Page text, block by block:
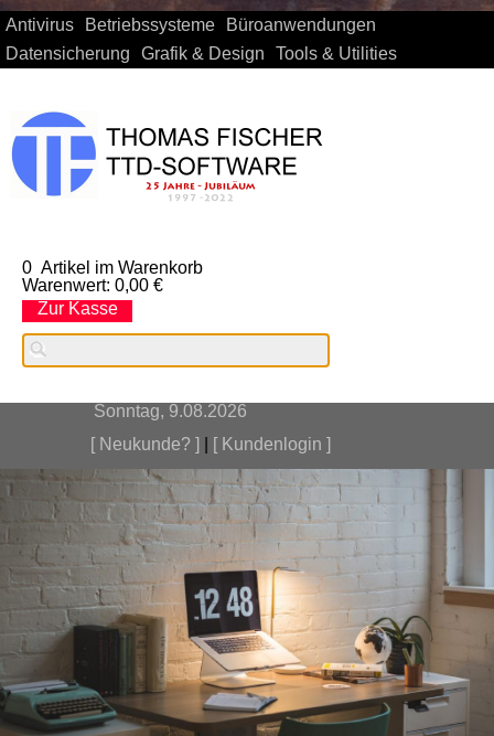
Antivirus Betriebssysteme
Büroanwendungen
Datensicherung
Grafik & Design Tools & Utilities
0 Artikel im Warenkorb
Warenwert: 0,00 €
Zur Kasse
Sonntag, 9.08.2026
[ Neukunde? ]
[ Kundenlogin ]